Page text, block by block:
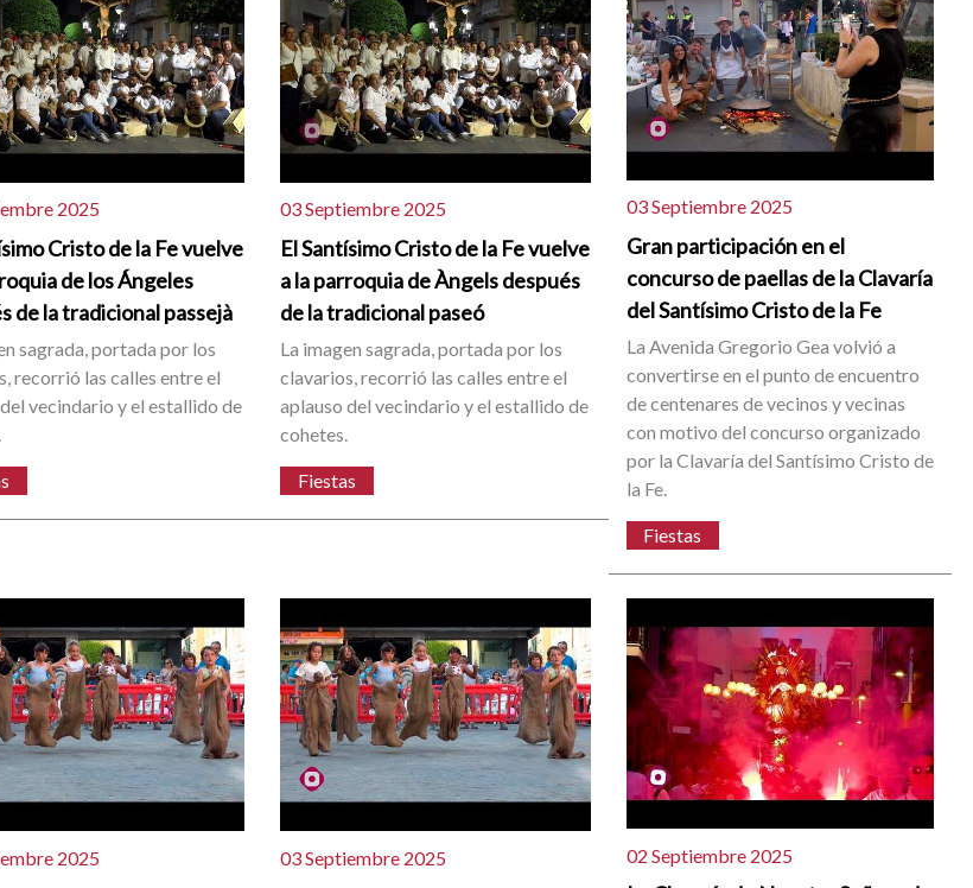
2025
Cristo de la Fe vuelve
de los Ángeles
de la tradicional passejà
sagrada, portada por los
recorrió las calles entre el
vecindario y el estallido de
03 Septiembre 2025
El Santísimo Cristo de la Fe vuelve
a la parroquia de Àngels después
de la tradicional paseó
La imagen sagrada, portada por los
clavarios, recorrió las calles entre el
aplauso del vecindario y el estallido de
cohetes.
Fiestas
03 Septiembre 2025
Gran participación en el
concurso de paellas de la Clavaría
del Santísimo Cristo de la Fe
La Avenida Gregorio Gea volvió a
convertirse en el punto de encuentro
de centenares de vecinos y vecinas
con motivo del concurso organizado
por la Clavaría del Santísimo Cristo de
la Fe.
Fiestas
2025 03 Septiembre 2025 02 Septiembre 2025